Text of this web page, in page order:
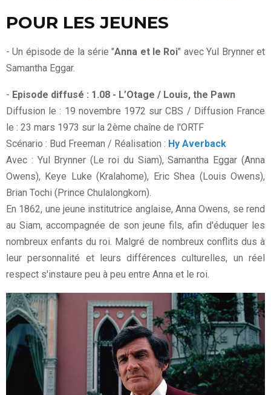
POUR LES JEUNES
- Un épisode de la série "Anna et le Roi" avec Yul Brynner et
Samantha Eggar.
- Episode diffusé : 1.08 - L’Otage / Louis, the Pawn
Diffusion le : 19 novembre 1972 sur CBS / Diffusion France
le : 23 mars 1973 sur la 2ème chaîne de l'ORTF
Scénario : Bud Freeman / Réalisation : Hy Averback
Avec : Yul Brynner (Le roi du Siam), Samantha Eggar (Anna
Owens), Keye Luke (Kralahome), Eric Shea (Louis Owens),
Brian Tochi (Prince Chulalongkorn).
En 1862, une jeune institutrice anglaise, Anna Owens, se rend
au Siam, accompagnée de son jeune fils, afin d'éduquer les
nombreux enfants du roi. Malgré de nombreux conflits dus à
leur personnalité et leurs différences culturelles, un réel
respect s'instaure peu à peu entre Anna et le roi.